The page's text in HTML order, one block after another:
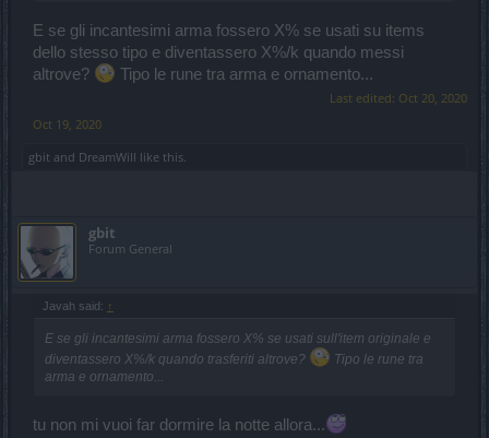
E se gli incantesimi arma fossero X% se usati su items
dello stesso tipo e diventassero X%/k quando messi
altrove?
Tipo le rune tra arma e ornamento...
Last edited: Oct 20, 2020
Oct 19, 2020
gbit and DreamWill like this.
gbit
Forum General
Javah said: ↑
E se gli incantesimi arma fossero X% se usati sull'item originale e
diventassero X%/k quando trasferiti altrove?
Tipo le rune tra
arma e ornamento...
tu non mi vuoi far dormire la notte allora...